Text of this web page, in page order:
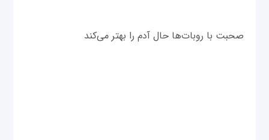
صحبت با روبات‌ها حال آدم را بهتر می‌کند